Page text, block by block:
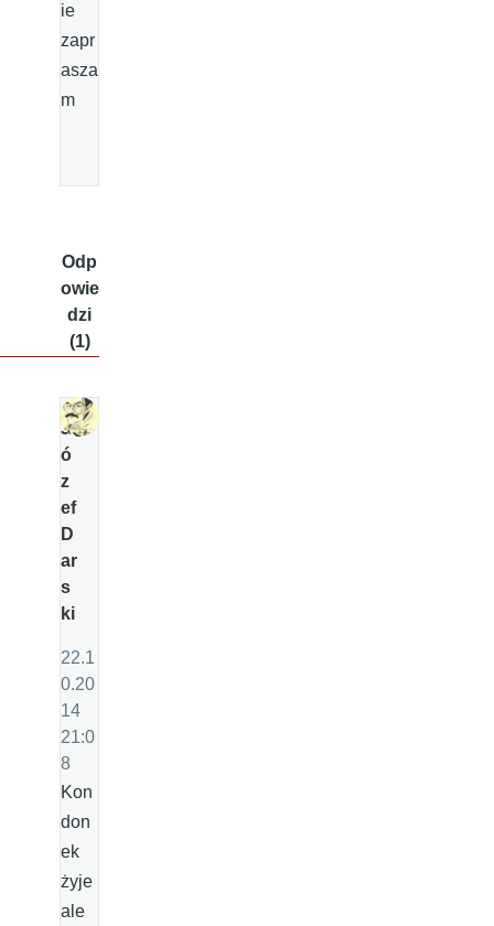
ie
zapr
asza
m
Odp
owie
dzi
(1)
J
ó
z
ef
D
ar
s
ki
22.1
0.20
14
21:0
8
Kon
don
ek
żyje
ale